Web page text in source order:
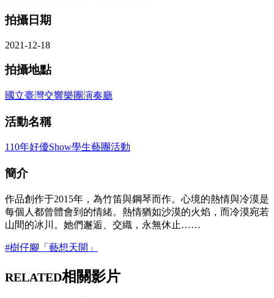
拍攝日期
2021-12-18
拍攝地點
國立臺灣交響樂團演奏廳
活動名稱
110年好優Show學生藝團活動
簡介
作品創作于2015年，為竹笛與鋼琴而作。心境的熱情與冷漠是
每個人都曾體會到的情緒。熱情猶如沙漠的火焰，而冷漠宛若
山間的冰川。她們邂逅、交織，永無休止……
#樹仔腳「藝想天開」
RELATED相關影片